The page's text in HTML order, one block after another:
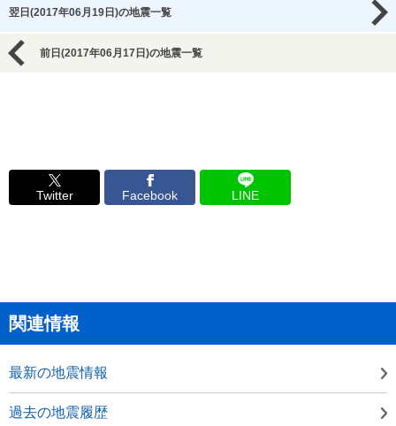
翌日(2017年06月19日)の地震一覧
前日(2017年06月17日)の地震一覧
Twitter Facebook LINE
関連情報
最新の地震情報
過去の地震履歴